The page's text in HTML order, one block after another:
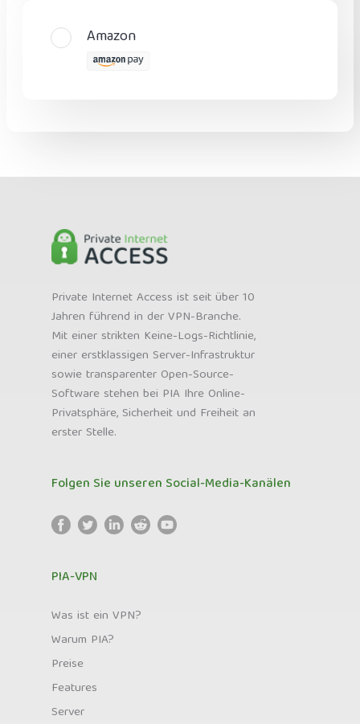
Amazon
Private Internet Access ist seit über 10
Jahren führend in der VPN-Branche.
Mit einer strikten Keine-Logs-Richtlinie,
einer erstklassigen Server-Infrastruktur
sowie transparenter Open-Source-
Software stehen bei PIA Ihre Online-
Privatsphäre, Sicherheit und Freiheit an
erster Stelle.
Folgen Sie unseren Social-Media-Kanälen
PIA-VPN
Was ist ein VPN?
Warum PIA?
Preise
Features
Server